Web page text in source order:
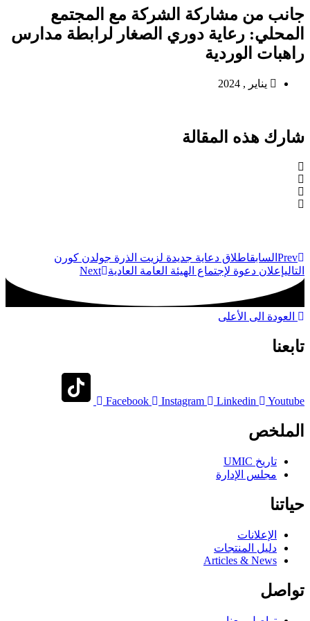
جانب من مشاركة الشركة مع المجتمع
المحلي: رعاية دوري الصغار لرابطة مدارس
راهبات الوردية
يناير , 2024
شارك هذه المقالة
Prev السابقاطلاق دعاية جديدة لزيت الذرة جولدن كورن
التاليإعلان دعوة لإجتماع الهيئة العامة العادية Next
العودة الى الأعلى
تابعنا
Facebook Instagram Linkedin Youtube
الملخص
تاريخ UMIC
مجلس الإدارة
حياتنا
الإعلانات
دليل المنتجات
Articles & News
تواصل